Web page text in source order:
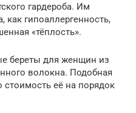
гардероба. Им
как гипоаллергенность,
«тёплость».
береты для женщин из
волокна. Подобная
её на порядок